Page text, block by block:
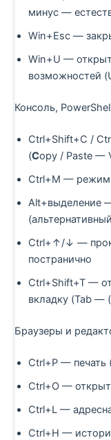
минус —
Win+Esc —
Win+U —
возможностей
Консоль,
Ctrl+Shift+C /
(Copy / Paste —
Ctrl+M — режим
Alt+выделение
Ctrl+↑/↓ —
постранично
Ctrl+Shift+T —
вкладку (Tab — (
Браузеры и
Ctrl+P —
Ctrl+O —
Ctrl+L —
Ctrl+H —